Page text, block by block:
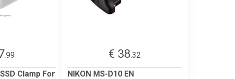
.99
Clamp For
€ 38.32
NIKON MS-D10 EN